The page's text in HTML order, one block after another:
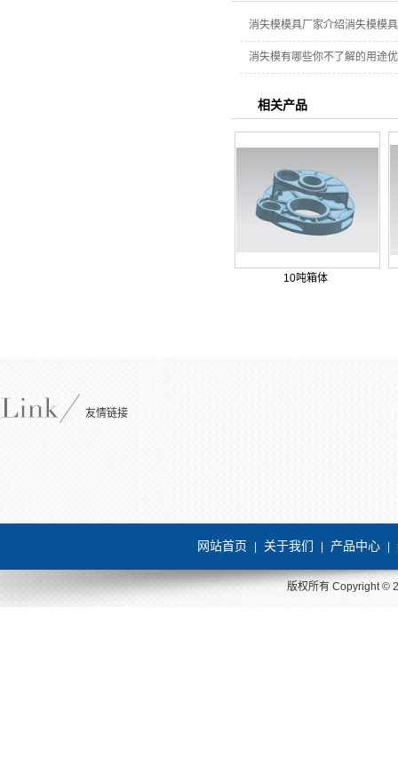
消失模模具厂家介绍消失模模
消失模有哪些你不了解的用途
相关产品
10吨箱体
友情链接
网站首页 关于我们 产品中心
版权所有 Copyright ©